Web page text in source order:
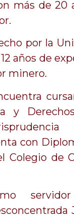
más de 20
por la
años de
minero.
y
con
Colegio de